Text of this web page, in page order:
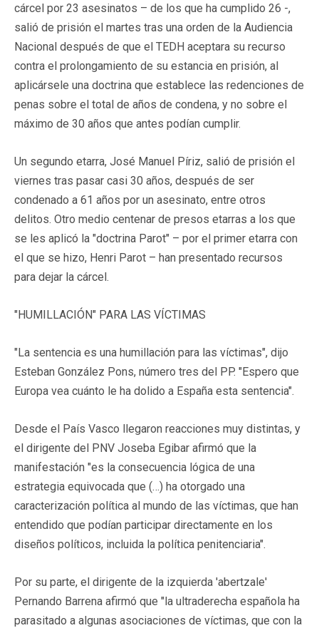
cárcel por 23 asesinatos – de los que ha cumplido 26 -,
salió de prisión el martes tras una orden de la Audiencia
Nacional después de que el TEDH aceptara su recurso
contra el prolongamiento de su estancia en prisión, al
aplicársele una doctrina que establece las redenciones de
penas sobre el total de años de condena, y no sobre el
máximo de 30 años que antes podían cumplir.
Un segundo etarra, José Manuel Píriz, salió de prisión el
viernes tras pasar casi 30 años, después de ser
condenado a 61 años por un asesinato, entre otros
delitos. Otro medio centenar de presos etarras a los que
se les aplicó la "doctrina Parot" – por el primer etarra con
el que se hizo, Henri Parot – han presentado recursos
para dejar la cárcel.
"HUMILLACIÓN" PARA LAS VÍCTIMAS
"La sentencia es una humillación para las víctimas", dijo
Esteban González Pons, número tres del PP. "Espero que
Europa vea cuánto le ha dolido a España esta sentencia".
Desde el País Vasco llegaron reacciones muy distintas, y
el dirigente del PNV Joseba Egibar afirmó que la
manifestación "es la consecuencia lógica de una
estrategia equivocada que (…) ha otorgado una
caracterización política al mundo de las víctimas, que han
entendido que podían participar directamente en los
diseños políticos, incluida la política penitenciaria".
Por su parte, el dirigente de la izquierda 'abertzale'
Pernando Barrena afirmó que "la ultraderecha española ha
parasitado a algunas asociaciones de víctimas, que con la